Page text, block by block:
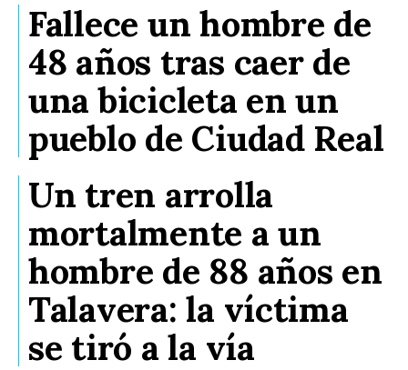
Fallece un hombre de
48 años tras caer de
una bicicleta en un
pueblo de Ciudad Real
Un tren arrolla
mortalmente a un
hombre de 88 años en
Talavera: la víctima
se tiró a la vía